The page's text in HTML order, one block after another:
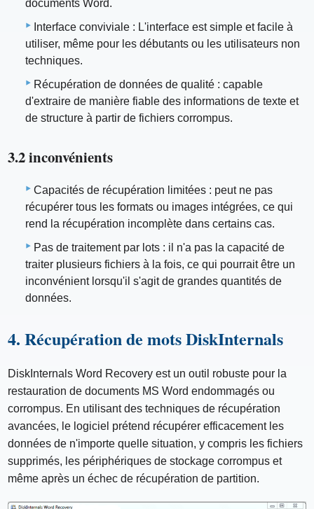
documents Word.
Interface conviviale : L'interface est simple et facile à
utiliser, même pour les débutants ou les utilisateurs non
techniques.
Récupération de données de qualité : capable
d'extraire de manière fiable des informations de texte et
de structure à partir de fichiers corrompus.
3.2 inconvénients
Capacités de récupération limitées : peut ne pas
récupérer tous les formats ou images intégrées, ce qui
rend la récupération incomplète dans certains cas.
Pas de traitement par lots : il n'a pas la capacité de
traiter plusieurs fichiers à la fois, ce qui pourrait être un
inconvénient lorsqu'il s'agit de grandes quantités de
données.
4. Récupération de mots DiskInternals
DiskInternals Word Recovery est un outil robuste pour la
restauration de documents MS Word endommagés ou
corrompus. En utilisant des techniques de récupération
avancées, le logiciel prétend récupérer efficacement les
données de n'importe quelle situation, y compris les fichiers
supprimés, les périphériques de stockage corrompus et
même après un échec de récupération de partition.